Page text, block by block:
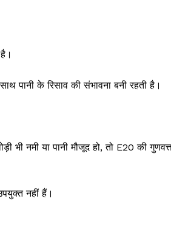
के रिसाव की संभावना बनी रहती है।
नमी या पानी मौजूद हो, तो E20 की
नहीं हैं।